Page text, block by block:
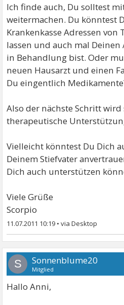
Ich finde auch, Du solltest
weitermachen. Du könntest
Krankenkasse Adressen von
lassen und auch mal
in Behandlung bist. Oder
neuen Hausarzt und einen
Du eingentlich
Also der nächste Schritt
therapeutische
Vielleicht könntest Du Dich
Deinem Stiefvater
Dich auch unterstützen
Viele Grüße
Scorpio
11.07.2011 10:19 •
S Sonnenblume20
Mitglied
Hallo Anni,